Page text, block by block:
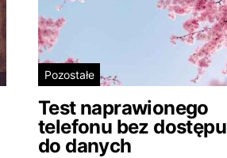
Pozostałe
Test naprawionego
telefonu bez dostępu
do danych